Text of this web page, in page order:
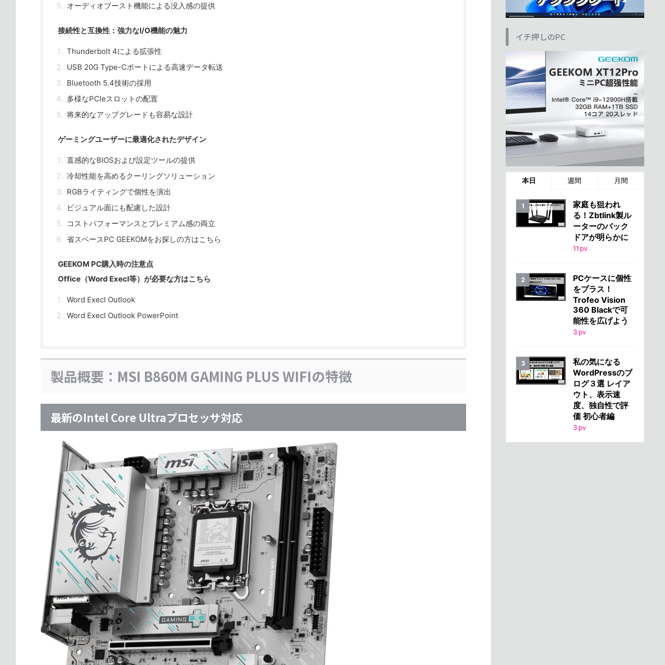
オーディオブースト機能による没入感の提供
接続性と互換性：強力なI/O機能の魅力
Thunderbolt 4による拡張性
USB 20G Type-Cポートによる高速データ転送
Bluetooth 5.4技術の採用
多様なPCIeスロットの配置
将来的なアップグレードも容易な設計
ゲーミングユーザーに最適化されたデザイン
直感的なBIOSおよび設定ツールの提供
冷却性能を高めるクーリングソリューション
RGBライティングで個性を演出
ビジュアル面にも配慮した設計
コストパフォーマンスとプレミアム感の両立
省スペースPC GEEKOMをお探しの方はこちら
GEEKOM PC購入時の注意点
Office（Word Execl等）が必要な方はこちら
Word Execl Outlook
Word Execl Outlook PowerPoint
製品概要：MSI B860M GAMING PLUS WIFIの特徴
最新のIntel Core Ultraプロセッサ対応
イチ押しのPC
本日 週間 月間
家庭も狙われ
る！Zbtlink製ル
ーターのバック
ドアが明らかに
11 pv
PCケースに個性
をプラス！
Trofeo Vision
360 Blackで可
能性を広げよう
3 pv
私の気になる
WordPressのブ
ログ３選 レイア
ウト、表示速
度、独自性で評
価 初心者編
3 pv